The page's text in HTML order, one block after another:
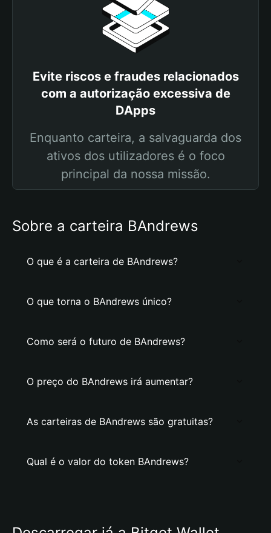
Evite riscos e fraudes relacionados
com a autorização excessiva de
DApps
Enquanto carteira, a salvaguarda dos
ativos dos utilizadores é o foco
principal da nossa missão.
Sobre a carteira BAndrews
O que é a carteira de BAndrews?
O que torna o BAndrews único?
Como será o futuro de BAndrews?
O preço do BAndrews irá aumentar?
As carteiras de BAndrews são gratuitas?
Qual é o valor do token BAndrews?